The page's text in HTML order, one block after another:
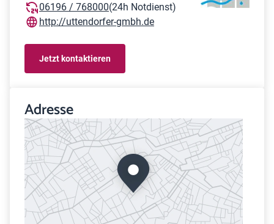
06196 / 768000(24h Notdienst)
http://uttendorfer-gmbh.de
Jetzt kontaktieren
Adresse